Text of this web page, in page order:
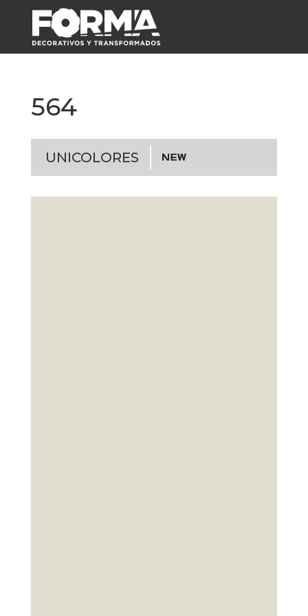
564
UNICOLORES